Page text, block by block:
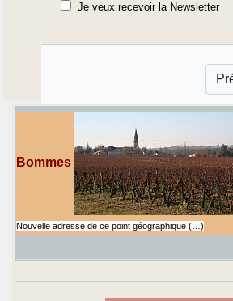
Je veux recevoir la Newsletter
Bommes
Nouvelle adresse de ce point géographique (…)